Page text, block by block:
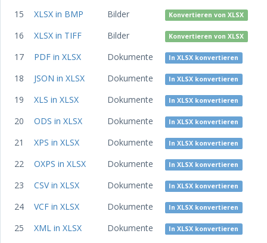
15 XLSX in BMP Bilder Konvertieren von XLSX
16 XLSX in TIFF Bilder Konvertieren von XLSX
17 PDF in XLSX Dokumente In XLSX konvertieren
18 JSON in XLSX Dokumente In XLSX konvertieren
19 XLS in XLSX Dokumente In XLSX konvertieren
20 ODS in XLSX Dokumente In XLSX konvertieren
21 XPS in XLSX Dokumente In XLSX konvertieren
22 OXPS in XLSX Dokumente In XLSX konvertieren
23 CSV in XLSX Dokumente In XLSX konvertieren
24 VCF in XLSX Dokumente In XLSX konvertieren
25 XML in XLSX Dokumente In XLSX konvertieren